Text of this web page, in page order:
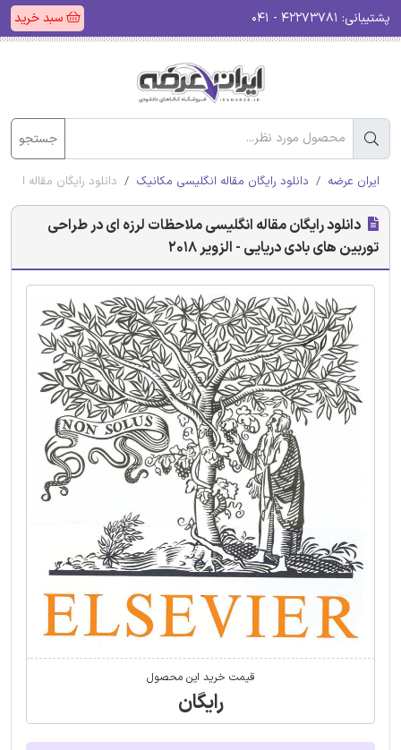
پشتیبانی: سبد خرید
جستجو
ایران عرضه دانلود رایگان مقاله انگلیسی مکانیک دانلود رایگان مقاله
دانلود رایگان مقاله انگلیسی ملاحظات لرزه ای در طراحی
توربین های بادی دریایی - الزویر 2018
قیمت خرید این محصول
رایگان